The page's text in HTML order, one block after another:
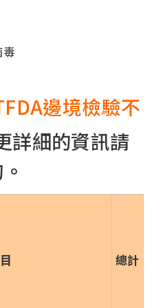
毒
邊境檢驗不
詳細的資訊請
總計